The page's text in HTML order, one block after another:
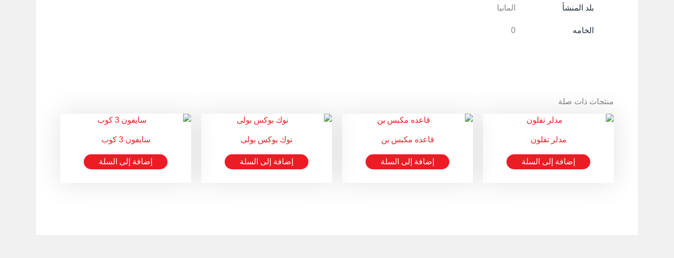
بلد المنشأ المانيا
الخامه 0
منتجات ذات صلة
مدلر تفلون
إضافة إلى السلة
قاعده مكبس بن
إضافة إلى السلة
نوك بوكس بولى
إضافة إلى السلة
سايفون 3 كوب
إضافة إلى السلة